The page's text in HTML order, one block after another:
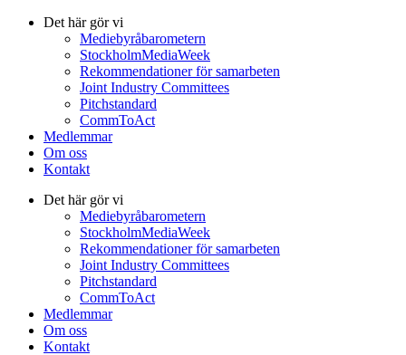
Det här gör vi
Mediebyråbarometern
StockholmMediaWeek
Rekommendationer för samarbeten
Joint Industry Committees
Pitchstandard
CommToAct
Medlemmar
Om oss
Kontakt
Det här gör vi
Mediebyråbarometern
StockholmMediaWeek
Rekommendationer för samarbeten
Joint Industry Committees
Pitchstandard
CommToAct
Medlemmar
Om oss
Kontakt